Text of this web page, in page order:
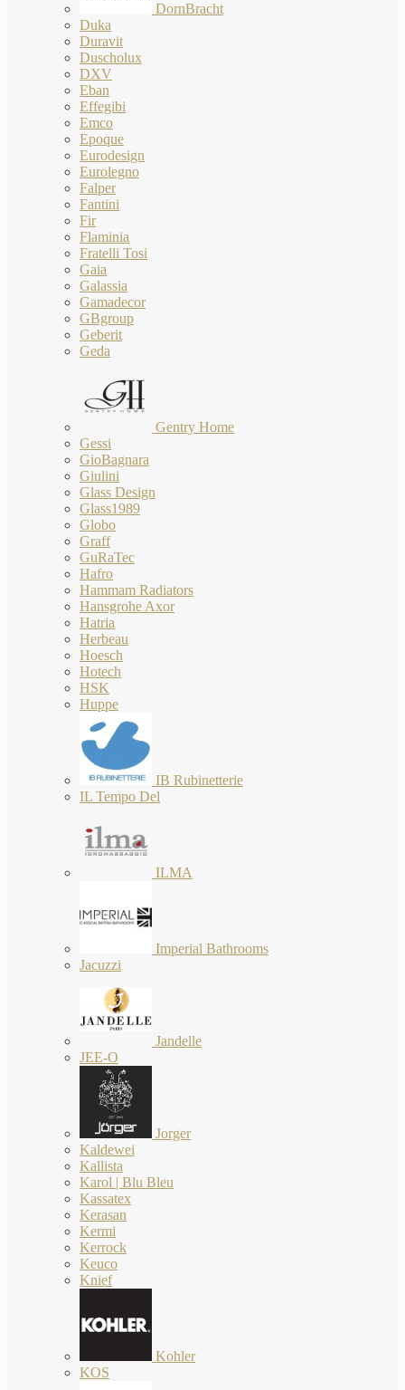
DornBracht
Duka
Duravit
Duscholux
DXV
Eban
Effegibi
Emco
Epoque
Eurodesign
Eurolegno
Falper
Fantini
Fir
Flaminia
Fratelli Tosi
Gaia
Galassia
Gamadecor
GBgroup
Geberit
Geda
Gentry Home
Gessi
GioBagnara
Giulini
Glass Design
Glass1989
Globo
Graff
GuRaTec
Hafro
Hammam Radiators
Hansgrohe Axor
Hatria
Herbeau
Hoesch
Hotech
HSK
Huppe
IB Rubinetterie
IL Tempo Del
ILMA
Imperial Bathrooms
Jacuzzi
Jandelle
JEE-O
Jorger
Kaldewei
Kallista
Karol | Blu Bleu
Kassatex
Kerasan
Kermi
Kerrock
Keuco
Knief
Kohler
KOS